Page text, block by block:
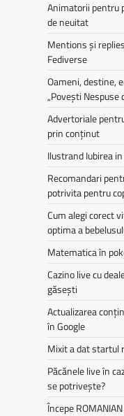
Animatorii pentru
de neuitat
Mentions și
Fediverse
Oameni, destine,
„Povești Nespuse
Advertoriale
prin conținut
Ilustrand Iubirea
Recomandari
potrivita pentru
Cum alegi corect
optima a
Matematica în
Cazino live cu
găsești
Actualizarea
în Google
Mixit a dat startul
Păcănele live în
se potrivește?
Începe